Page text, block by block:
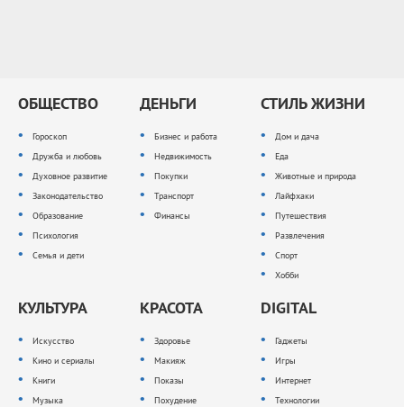
ОБЩЕСТВО
Гороскоп
Дружба и любовь
Духовное развитие
Законодательство
Образование
Психология
Семья и дети
ДЕНЬГИ
Бизнес и работа
Недвижимость
Покупки
Транспорт
Финансы
СТИЛЬ ЖИЗНИ
Дом и дача
Еда
Животные и природа
Лайфхаки
Путешествия
Развлечения
Спорт
Хобби
КУЛЬТУРА
Искусство
Кино и сериалы
Книги
Музыка
КРАСОТА
Здоровье
Макияж
Показы
Похудение
DIGITAL
Гаджеты
Игры
Интернет
Технологии